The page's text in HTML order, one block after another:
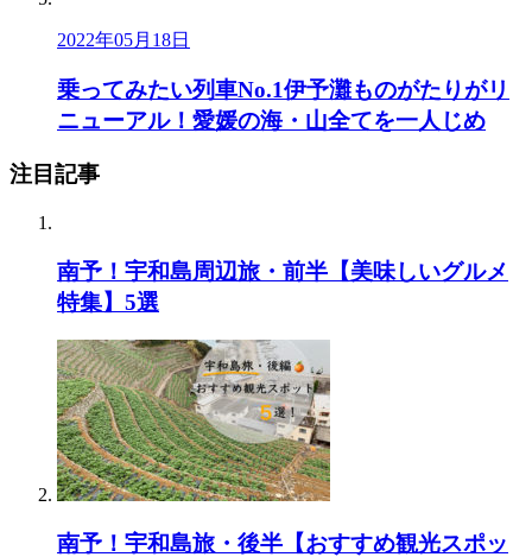
2022年05月18日
乗ってみたい列車No.1伊予灘ものがたりがリ
ニューアル！愛媛の海・山全てを一人じめ
注目記事
南予！宇和島周辺旅・前半【美味しいグルメ
特集】5選
南予！宇和島旅・後半【おすすめ観光スポッ